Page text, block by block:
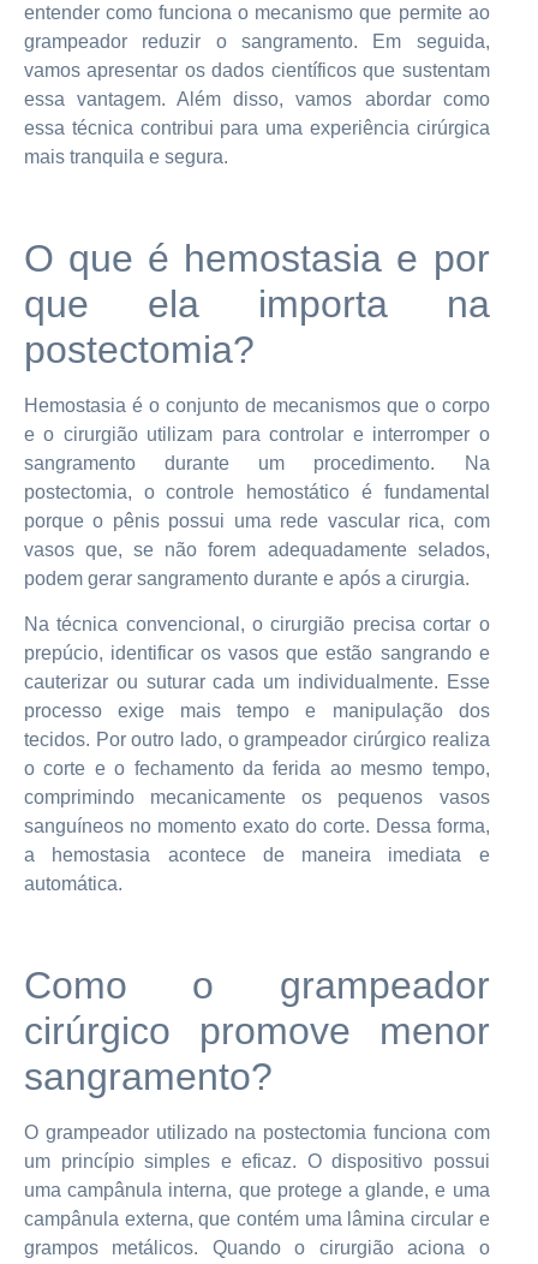
entender como funciona o mecanismo que permite ao
grampeador reduzir o sangramento. Em seguida,
vamos apresentar os dados científicos que sustentam
essa vantagem. Além disso, vamos abordar como
essa técnica contribui para uma experiência cirúrgica
mais tranquila e segura.
O que é hemostasia e por
que ela importa na
postectomia?
Hemostasia é o conjunto de mecanismos que o corpo
e o cirurgião utilizam para controlar e interromper o
sangramento durante um procedimento. Na
postectomia, o controle hemostático é fundamental
porque o pênis possui uma rede vascular rica, com
vasos que, se não forem adequadamente selados,
podem gerar sangramento durante e após a cirurgia.
Na técnica convencional, o cirurgião precisa cortar o
prepúcio, identificar os vasos que estão sangrando e
cauterizar ou suturar cada um individualmente. Esse
processo exige mais tempo e manipulação dos
tecidos. Por outro lado, o grampeador cirúrgico realiza
o corte e o fechamento da ferida ao mesmo tempo,
comprimindo mecanicamente os pequenos vasos
sanguíneos no momento exato do corte. Dessa forma,
a hemostasia acontece de maneira imediata e
automática.
Como o grampeador
cirúrgico promove menor
sangramento?
O grampeador utilizado na postectomia funciona com
um princípio simples e eficaz. O dispositivo possui
uma campânula interna, que protege a glande, e uma
campânula externa, que contém uma lâmina circular e
grampos metálicos. Quando o cirurgião aciona o